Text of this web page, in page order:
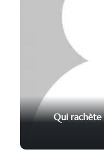
Qui rachète